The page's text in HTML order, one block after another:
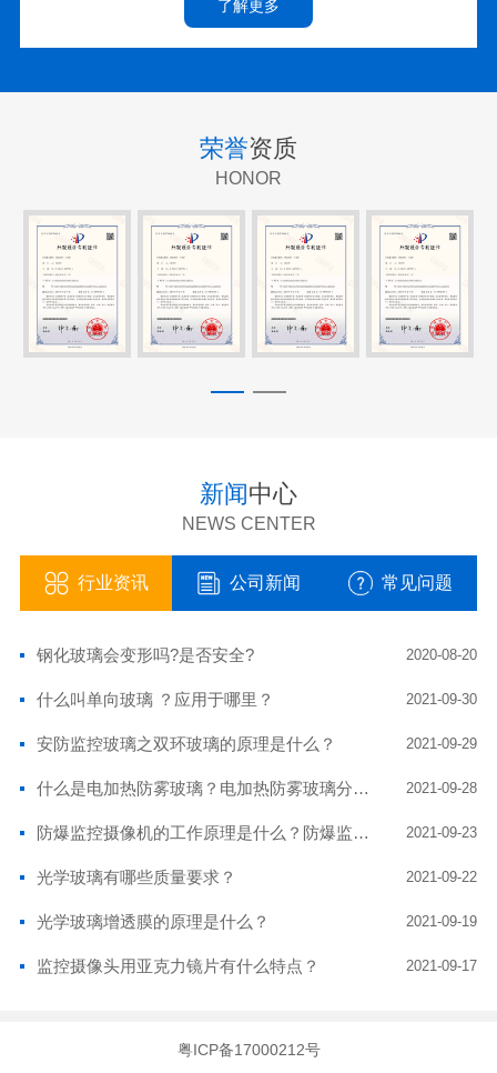
了解更多
荣誉资质
HONOR
新闻中心
NEWS CENTER
行业资讯 公司新闻 常见问题
钢化玻璃会变形吗?是否安全? 2020-08-20
什么叫单向玻璃 ？应用于哪里？ 2021-09-30
安防监控玻璃之双环玻璃的原理是什么？ 2021-09-29
什么是电加热防雾玻璃？电加热防雾玻璃分有哪几种？电加热玻璃有什么优点？ 2021-09-28
防爆监控摄像机的工作原理是什么？防爆监控摄像头玻璃耐高温吗？ 2021-09-23
光学玻璃有哪些质量要求？ 2021-09-22
光学玻璃增透膜的原理是什么？ 2021-09-19
监控摄像头用亚克力镜片有什么特点？ 2021-09-17
粤ICP备17000212号